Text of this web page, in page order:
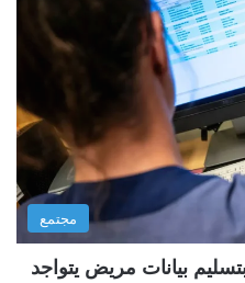
مجتمع
بيانات مريض يتواجد